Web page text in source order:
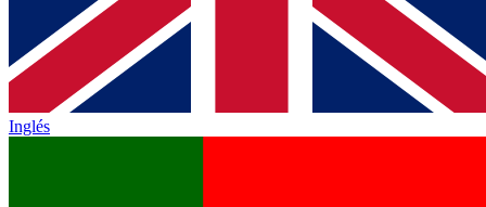
Inglés